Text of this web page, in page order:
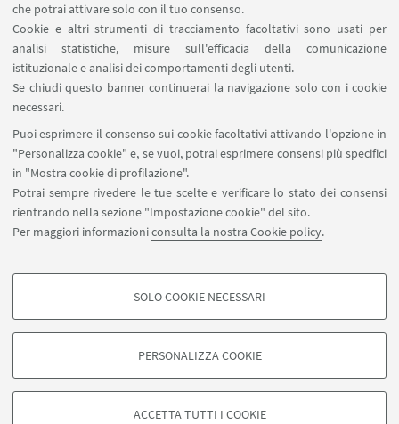
che potrai attivare solo con il tuo consenso.
Cookie e altri strumenti di tracciamento facoltativi sono usati per
analisi statistiche, misure sull'efficacia della comunicazione
istituzionale e analisi dei comportamenti degli utenti.
Se chiudi questo banner continuerai la navigazione solo con i cookie
necessari.
Puoi esprimere il consenso sui cookie facoltativi attivando l'opzione in
"Personalizza cookie" e, se vuoi, potrai esprimere consensi più specifici
in "Mostra cookie di profilazione".
Potrai sempre rivedere le tue scelte e verificare lo stato dei consensi
rientrando nella sezione "Impostazione cookie" del sito.
Per maggiori informazioniconsulta la nostra Cookie policy.
COOKIE DI PROFILAZIONE - FACOLTATIVI
degli utenti, creare profili in base al loro comportamento sul sito, per analisi
di marketing.
SOLO COOKIE NECESSARI
PERSONALIZZA COOKIE
ACCETTA TUTTI I COOKIE
CONTATTI
Scrivi una mail
Claudia Zucchi
Scrivi una mail
civuoleunacitta@unibo.it